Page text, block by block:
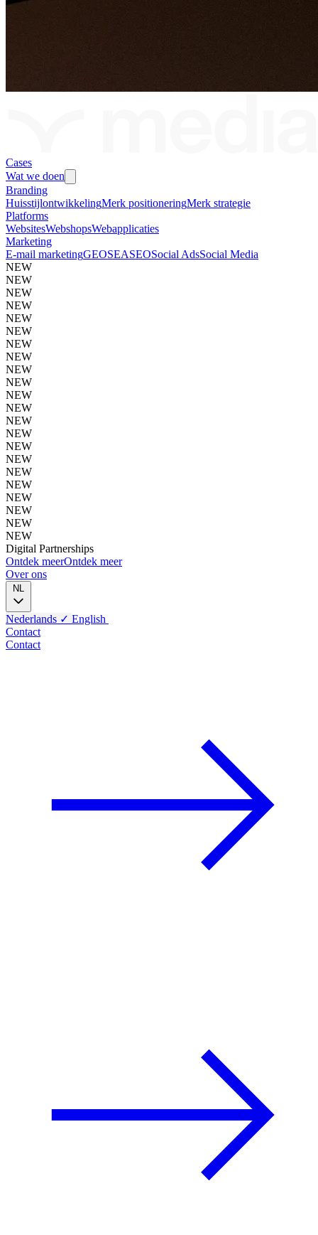
Cases
Wat we doen
Branding
HuisstijlontwikkelingMerk positioneringMerk strategie
Platforms
WebsitesWebshopsWebapplicaties
Marketing
E-mail marketingGEOSEASEOSocial AdsSocial Media
NEW
NEW
NEW
NEW
NEW
NEW
NEW
NEW
NEW
NEW
NEW
NEW
NEW
NEW
NEW
NEW
NEW
NEW
NEW
NEW
NEW
NEW
Digital Partnerships
Ontdek meerOntdek meer
Over ons
NL
Nederlands ✓ English
Contact
Contact